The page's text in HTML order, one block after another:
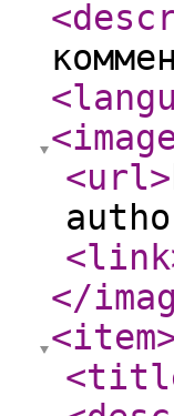
<url>
<link
</
<item